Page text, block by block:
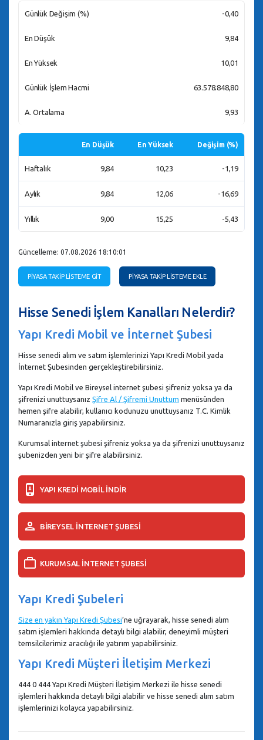
Günlük Değişim (%) -0,40
En Düşük 9,84
En Yüksek 10,01
Günlük İşlem Hacmi 63.578.848,80
A. Ortalama 9,93
En Düşük En Yüksek Değişim (%)
Haftalık 9,84 10,23 -1,19
Aylık 9,84 12,06 -16,69
Yıllık 9,00 15,25 -5,43
Güncelleme: 07.08.2026 18:10:01
PİYASA TAKİP LİSTEME GİT PİYASA TAKİP LİSTEME EKLE
Hisse Senedi İşlem Kanalları Nelerdir?
Yapı Kredi Mobil ve İnternet Şubesi
Hisse senedi alım ve satım işlemlerinizi Yapı Kredi Mobil yada
İnternet Şubesinden gerçekleştirebilirsiniz.
Yapı Kredi Mobil ve Bireysel internet şubesi şifreniz yoksa ya da
şifrenizi unuttuysanız Şifre Al / Şifremi Unuttum menüsünden
hemen şifre alabilir, kullanıcı kodunuzu unuttuysanız T.C. Kimlik
Numaranızla giriş yapabilirsiniz.
Kurumsal internet şubesi şifreniz yoksa ya da şifrenizi unuttuysanız
şubenizden yeni bir şifre alabilirsiniz.
YAPI KREDİ MOBİL İNDİR
BİREYSEL İNTERNET ŞUBESİ
KURUMSAL İNTERNET ŞUBESİ
Yapı Kredi Şubeleri
Size en yakın Yapı Kredi Şubesi’ne uğrayarak, hisse senedi alım
satım işlemleri hakkında detaylı bilgi alabilir, deneyimli müşteri
temsilcilerimiz aracılığı ile yatırım yapabilirsiniz.
Yapı Kredi Müşteri İletişim Merkezi
444 0 444 Yapı Kredi Müşteri İletişim Merkezi ile hisse senedi
işlemleri hakkında detaylı bilgi alabilir ve hisse senedi alım satım
işlemlerinizi kolayca yapabilirsiniz.